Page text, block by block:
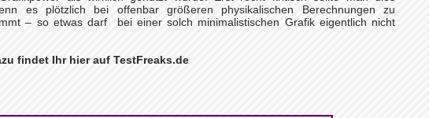
es plötzlich bei offenbar größeren physikalischen Berechnungen zu
– so etwas darf bei einer solch minimalistischen Grafik eigentlich nicht
findet Ihr hier auf TestFreaks.de